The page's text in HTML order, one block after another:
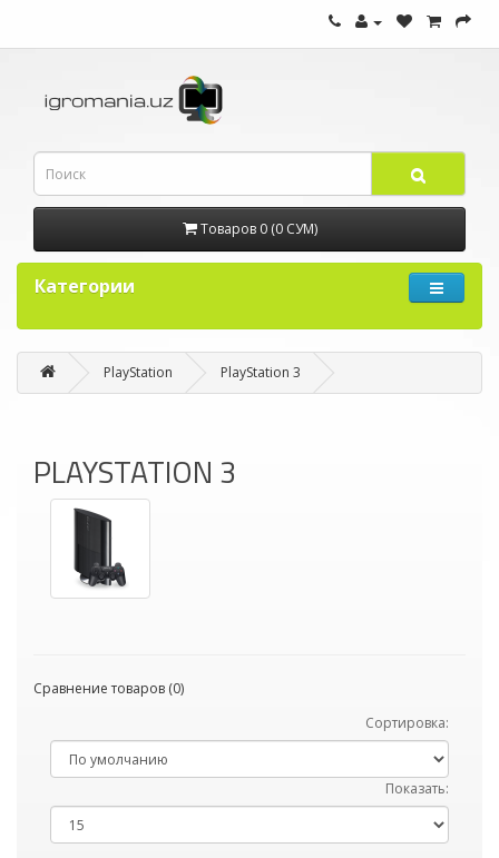
Товаров 0 (0 СУМ)
Категории
PlayStation PlayStation 3
PLAYSTATION 3
Сравнение товаров (0)
Сортировка:
Показать: